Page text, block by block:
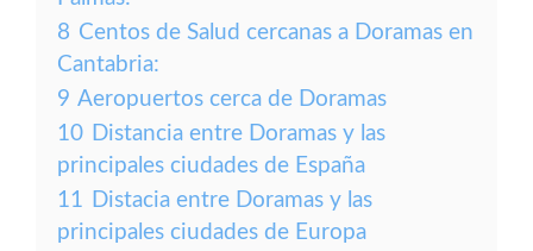
8 Centos de Salud cercanas a Doramas en
Cantabria:
9 Aeropuertos cerca de Doramas
10 Distancia entre Doramas y las
principales ciudades de España
11 Distacia entre Doramas y las
principales ciudades de Europa